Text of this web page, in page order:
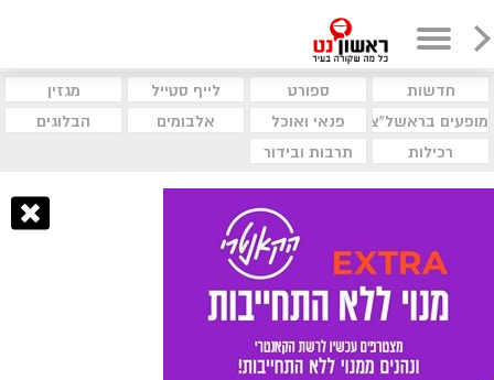
חדשות ספורט לייף סטייל
מגזין
מופעים בראשל"צ
פנאי ואוכל אלבומים
הבלוגים
רכילות
תרבות ובידור